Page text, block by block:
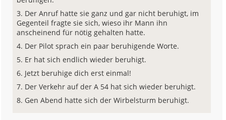
Der Anruf hatte sie ganz und gar nicht beruhigt, im
Gegenteil fragte sie sich, wieso ihr Mann ihn
anscheinend für nötig gehalten hatte.
Der Pilot sprach ein paar beruhigende Worte.
Er hat sich endlich wieder beruhigt.
Jetzt beruhige dich erst einmal!
Der Verkehr auf der A 54 hat sich wieder beruhigt.
Gen Abend hatte sich der Wirbelsturm beruhigt.